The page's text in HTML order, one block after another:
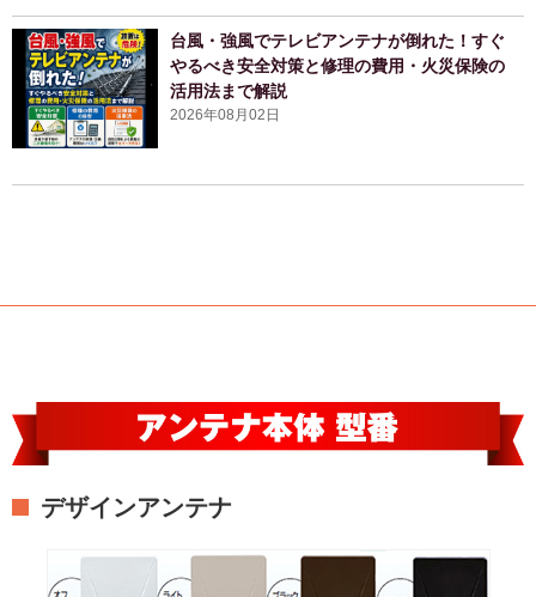
台風・強風でテレビアンテナが倒れた！すぐ
やるべき安全対策と修理の費用・火災保険の
活用法まで解説
2026年08月02日
デザインアンテナ